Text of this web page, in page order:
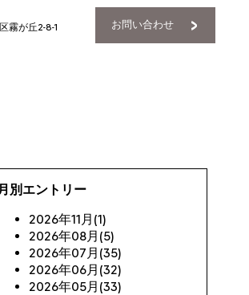
霧が丘2-8-1
お問い合わせ
別エントリー
2026年11月(1)
2026年08月(5)
2026年07月(35)
2026年06月(32)
2026年05月(33)